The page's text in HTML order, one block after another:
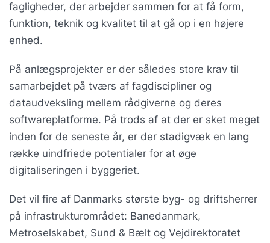
fagligheder, der arbejder sammen for at få form,
funktion, teknik og kvalitet til at gå op i en højere
enhed.
På anlægsprojekter er der således store krav til
samarbejdet på tværs af fagdiscipliner og
dataudveksling mellem rådgiverne og deres
softwareplatforme. På trods af at der er sket meget
inden for de seneste år, er der stadigvæk en lang
række uindfriede potentialer for at øge
digitaliseringen i byggeriet.
Det vil fire af Danmarks største byg- og driftsherrer
på infrastrukturområdet: Banedanmark,
Metroselskabet, Sund & Bælt og Vejdirektoratet